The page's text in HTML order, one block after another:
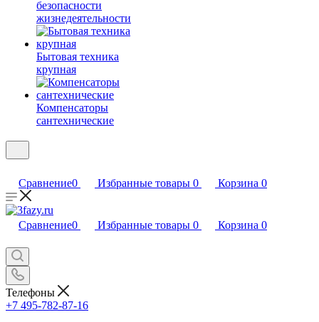
безопасности
жизнедеятельности
Бытовая техника
крупная
Компенсаторы
сантехнические
Сравнение0 Избранные товары 0 Корзина 0
Сравнение0 Избранные товары 0 Корзина 0
Телефоны
+7 495-782-87-16